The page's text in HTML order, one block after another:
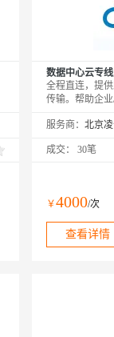
数据中心云专
全程直连，提
传输。帮助企
公有云到企业/
通信的质量和
服务商：
成交： 30笔
￥4000/次
查看详情